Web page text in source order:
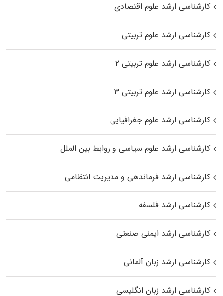
کارشناسی ارشد علوم اقتصادی
کارشناسی ارشد علوم تربیتی
کارشناسی ارشد علوم تربیتی ۲
کارشناسی ارشد علوم تربیتی ۳
کارشناسی ارشد علوم جغرافیایی
کارشناسی ارشد علوم سیاسی و روابط بین الملل
کارشناسی ارشد فرماندهی و مدیریت انتظامی
کارشناسی ارشد فلسفه
کارشناسی ارشد ایمنی صنعتی
کارشناسی ارشد زبان آلمانی
کارشناسی ارشد زبان انگلیسی